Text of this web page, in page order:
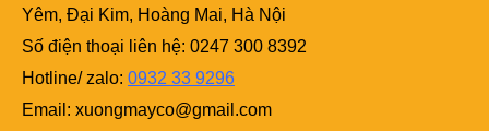
Yêm, Đại Kim, Hoàng Mai, Hà Nội
Số điện thoại liên hệ: 0247 300 8392
Hotline/ zalo: 0932 33 9296
Email: xuongmayco@gmail.com